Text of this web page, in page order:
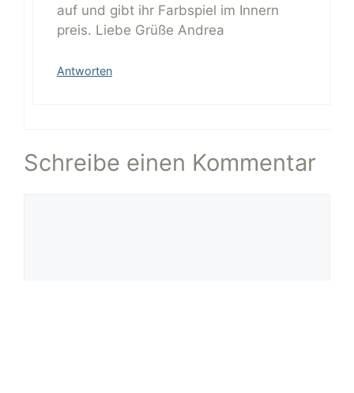
auf und gibt ihr Farbspiel im Innern
preis. Liebe Grüße Andrea
Antworten
Schreibe einen Kommentar